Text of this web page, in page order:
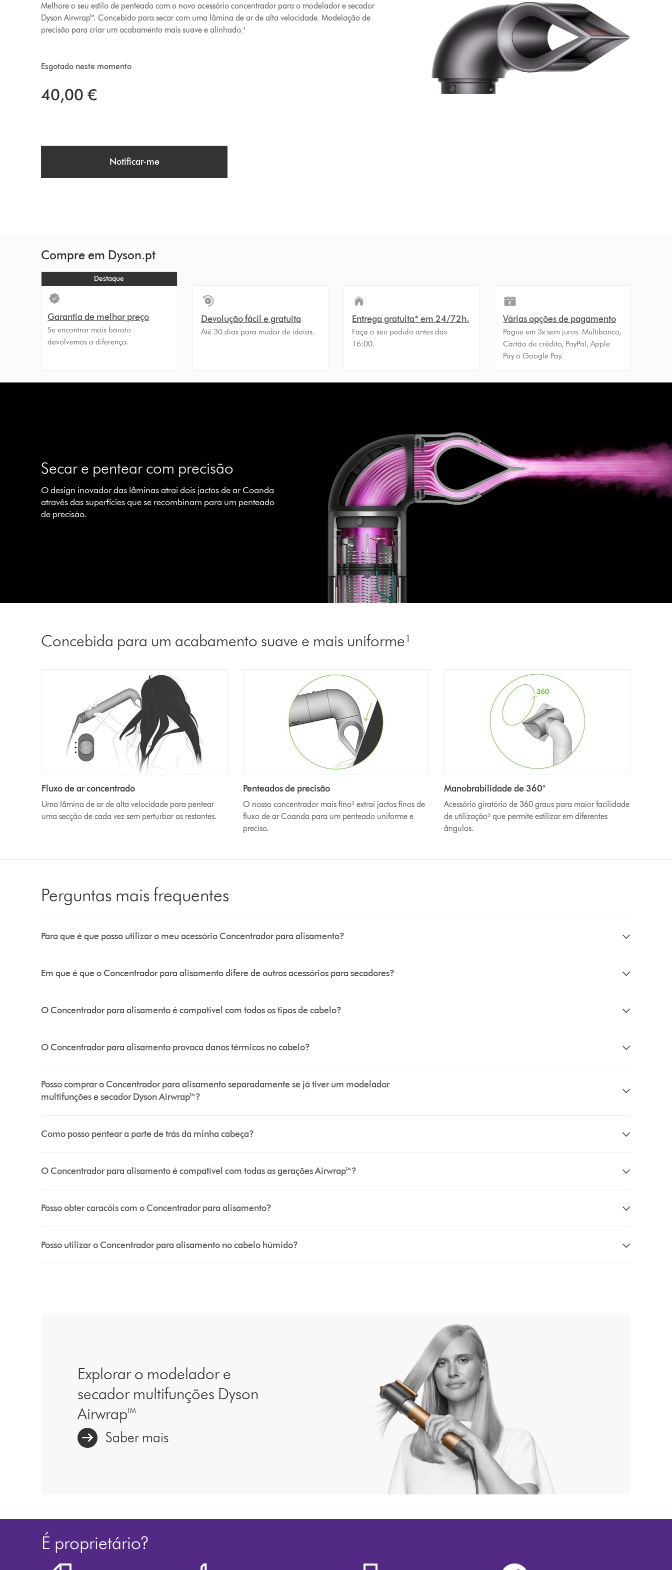
Melhore o seu estilo de penteado com o novo acessório concentrador para o modelador e secador
Dyson Airwrap™. Concebido para secar com uma lâmina de ar de alta velocidade. Modelação de
precisão para criar um acabamento mais suave e alinhado.¹
Esgotado neste momento
40,00 €
Notificar-me
Compre em Dyson.pt
Destaque
Garantia de melhor preço
Se encontrar mais barato
devolvemos a diferença.
Devolução fácil e gratuita
Até 30 dias para mudar de ideias.
Entrega gratuita* em 24/72h.
Faça o seu pedido antes das
16:00.
Várias opções de pagamento
Pague em 3x sem juros. Multibanco,
Cartão de crédito, PayPal, Apple
Pay o Google Pay.
Secar e pentear com precisão
O design inovador das lâminas atrai dois jactos de ar Coanda
através das superfícies que se recombinam para um penteado
de precisão.
Concebida para um acabamento suave e mais uniforme¹
Fluxo de ar concentrado
Uma lâmina de ar de alta velocidade para pentear
uma secção de cada vez sem perturbar as restantes.
Penteados de precisão
O nosso concentrador mais fino² extrai jactos finos de
fluxo de ar Coanda para um penteado uniforme e
preciso.
Manobrabilidade de 360°
Acessório giratório de 360 graus para maior facilidade
de utilização³ que permite estilizar em diferentes
ângulos.
Perguntas mais frequentes
Para que é que posso utilizar o meu acessório Concentrador para alisamento?
Em que é que o Concentrador para alisamento difere de outros acessórios para secadores?
O Concentrador para alisamento é compatível com todos os tipos de cabelo?
O Concentrador para alisamento provoca danos térmicos no cabelo?
Posso comprar o Concentrador para alisamento separadamente se já tiver um modelador
multifunções e secador Dyson Airwrap™?
Como posso pentear a parte de trás da minha cabeça?
O Concentrador para alisamento é compatível com todas as gerações Airwrap™?
Posso obter caracóis com o Concentrador para alisamento?
Posso utilizar o Concentrador para alisamento no cabelo húmido?
Explorar o modelador e
secador multifunções Dyson
Airwrap™
Saber mais
É proprietário?